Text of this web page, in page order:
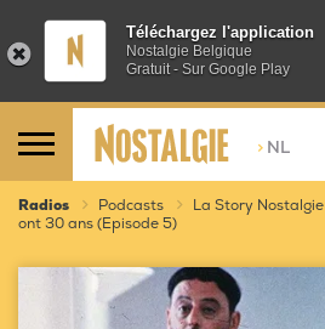
Téléchargez l'application
Nostalgie Belgique
Gratuit - Sur Google Play
> NL
Radios Podcasts La Story Nostalgie
ont 30 ans (Episode 5)